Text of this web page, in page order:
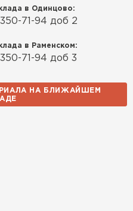
в Одинцово:
71-94 доб 2
в Раменском:
71-94 доб 3
НА БЛИЖАЙШЕМ